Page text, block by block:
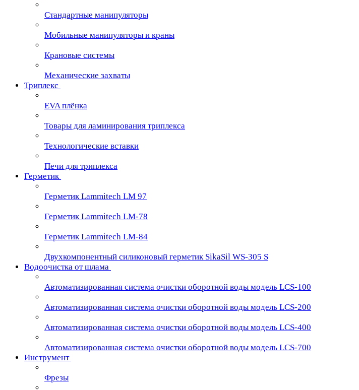
Стандартные манипуляторы
Мобильные манипуляторы и краны
Крановые сиcтемы
Механические захваты
Триплекс
EVA плёнка
Товары для ламинирования триплекса
Технологические вставки
Печи для триплекса
Герметик
Герметик Lammitech LM 97
Герметик Lammitech LM-78
Герметик Lammitech LM-84
Двухкомпонентный силиконовый герметик SikaSil WS-305 S
Водоочистка от шлама
Автоматизированная система очистки оборотной воды модель LCS-100
Автоматизированная система очистки оборотной воды модель LCS-200
Автоматизированная система очистки оборотной воды модель LCS-400
Автоматизированная система очистки оборотной воды модель LCS-700
Инструмент
Фрезы